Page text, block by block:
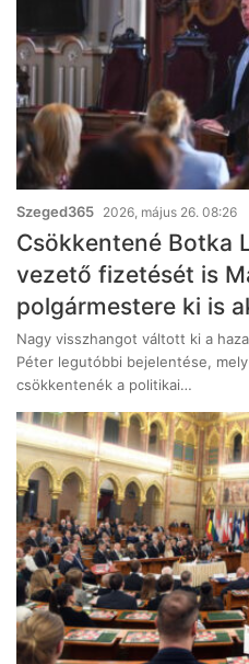
Szeged365 2026, május 26. 08:26
Csökkentené Botka
vezető fizetését is
polgármestere ki is
Nagy visszhangot váltott ki a
Péter legutóbbi bejelentése,
csökkentenék a politikai…